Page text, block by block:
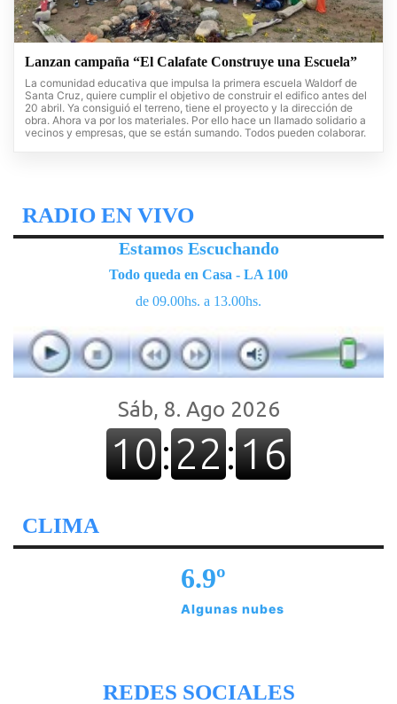
Lanzan campaña “El Calafate Construye una Escuela”
La comunidad educativa que impulsa la primera escuela Waldorf de
Santa Cruz, quiere cumplir el objetivo de construir el edifico antes del
20 abril. Ya consiguió el terreno, tiene el proyecto y la dirección de
obra. Ahora va por los materiales. Por ello hace un llamado solidario a
vecinos y empresas, que se están sumando. Todos pueden colaborar.
RADIO EN VIVO
Estamos Escuchando
Todo queda en Casa - LA 100
de 09.00hs. a 13.00hs.
CLIMA
6.9º
Algunas nubes
REDES SOCIALES